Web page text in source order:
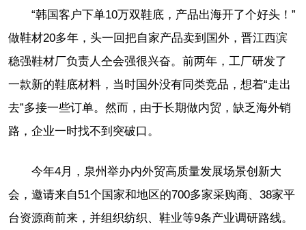
“韩国客户下单10万双鞋底，产品出海开了个好头！”
做鞋材20多年，头一回把自家产品卖到国外，晋江西滨
稳强鞋材厂负责人仝会强很兴奋。前两年，工厂研发了
一款新的鞋底材料，当时国外没有同类竞品，想着“走出
去”多接一些订单。然而，由于长期做内贸，缺乏海外销
路，企业一时找不到突破口。
今年4月，泉州举办内外贸高质量发展场景创新大
会，邀请来自51个国家和地区的700多家采购商、38家平
台资源商前来，并组织纺织、鞋业等9条产业调研路线。